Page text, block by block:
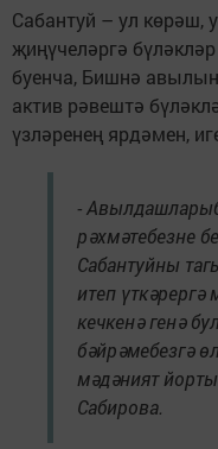
Сабантуй – ул көрәш,
җиңүчеләргә
буенча, Бишнә
актив рәвештә
үзләренең ярдәмен,
-
рәхмәтебезне
Сабантуйны
итеп
кечкенә генә
бәйрәмебезгә
мәдәният
Сабирова.